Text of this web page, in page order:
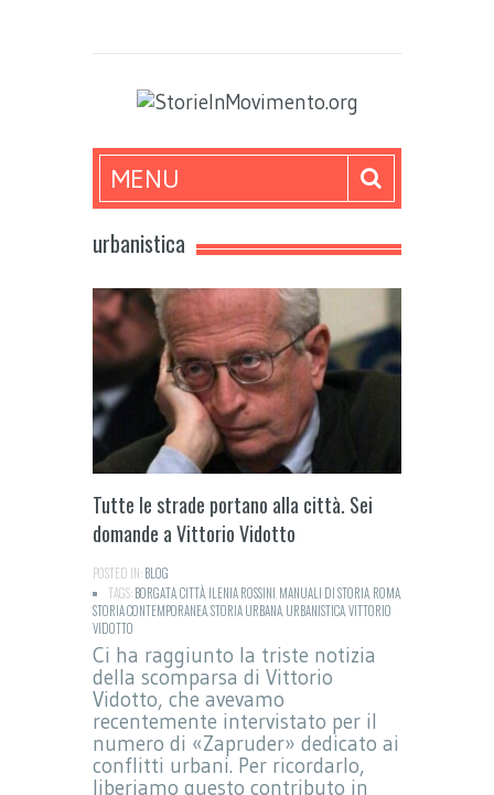
MENU
urbanistica
Tutte le strade portano alla città. Sei
domande a Vittorio Vidotto
POSTED IN:BLOG
TAGS:BORGATACITTÀ ILENIA ROSSINI MANUALI DI STORIA ROMA
STORIA CONTEMPORANEASTORIA URBANA URBANISTICAVITTORIO
VIDOTTO
Ci ha raggiunto la triste notizia
della scomparsa di Vittorio
Vidotto, che avevamo
recentemente intervistato per il
numero di «Zapruder» dedicato ai
conflitti urbani. Per ricordarlo,
liberiamo questo contributo in